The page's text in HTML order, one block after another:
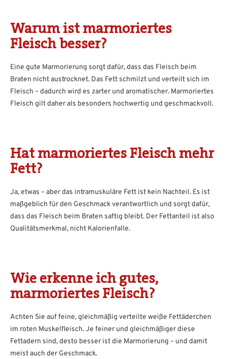
Warum ist marmoriertes
Fleisch besser?
Eine gute Marmorierung sorgt dafür, dass das Fleisch beim
Braten nicht austrocknet. Das Fett schmilzt und verteilt sich im
Fleisch – dadurch wird es zarter und aromatischer. Marmoriertes
Fleisch gilt daher als besonders hochwertig und geschmackvoll.
Hat marmoriertes Fleisch mehr
Fett?
Ja, etwas – aber das intramuskuläre Fett ist kein Nachteil. Es ist
maßgeblich für den Geschmack verantwortlich und sorgt dafür,
dass das Fleisch beim Braten saftig bleibt. Der Fettanteil ist also
Qualitätsmerkmal, nicht Kalorienfalle.
Wie erkenne ich gutes,
marmoriertes Fleisch?
Achten Sie auf feine, gleichmäßig verteilte weiße Fettäderchen
im roten Muskelfleisch. Je feiner und gleichmäßiger diese
Fettadern sind, desto besser ist die Marmorierung – und damit
meist auch der Geschmack.